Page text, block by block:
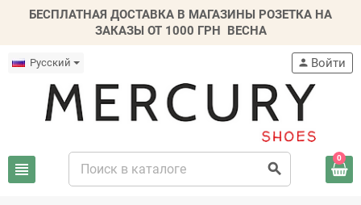
БЕСПЛАТНАЯ ДОСТАВКА В МАГАЗИНЫ РОЗЕТКА НА
ЗАКАЗЫ ОТ 1000 ГРН ВЕСНА
Русский
view_headline search
person Войти
0